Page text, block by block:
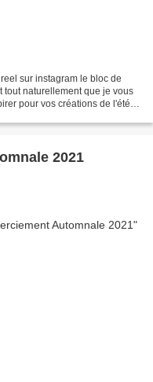
sur instagram le bloc de
tout naturellement que je vous
pour vos créations de l'été.
2021